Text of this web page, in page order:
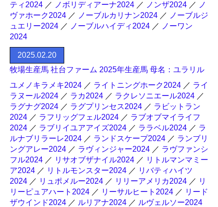
ティ2024 ／ ノボリディアーナ2024 ／ ノンザ2024 ／ ノ
ヴァホーク2024 ／ ノーブルカリナン2024 ／ ノーブルジ
ュエリー2024 ／ ノーブルハイディ2024 ／ ノーワン
2024
2025.02.20
牧場生産馬 社台ファーム 2025年生産馬 母名：ユラリル
ユメノキラメキ2024 ／ ライトニングホーク2024 ／ ライ
ラヌール2024 ／ ラカ2024 ／ ラクレソニエール2024 ／
ラグナグ2024 ／ ラグプリンセス2024 ／ ラビットラン
2024 ／ ラフリッグフェル2024 ／ ラブオブマイライフ
2024 ／ ラブリイユアアイズ2024 ／ ララベル2024 ／ ラ
ルナブリラーレ2024 ／ ランドスケープ2024 ／ ランブリ
ングアレー2024 ／ ラヴィンジャー2024 ／ ラヴファンシ
フル2024 ／ リサオブザナイル2024 ／ リトルマンマミー
ア2024 ／ リトルモンスター2024 ／ リバティハイツ
2024 ／ リュポメルー2024 ／ リリーアメリカ2024 ／ リ
リーピュアハート2024 ／ リーサルヒート2024 ／ リード
ザウインド2024 ／ ルリアナ2024 ／ ルヴェルソー2024